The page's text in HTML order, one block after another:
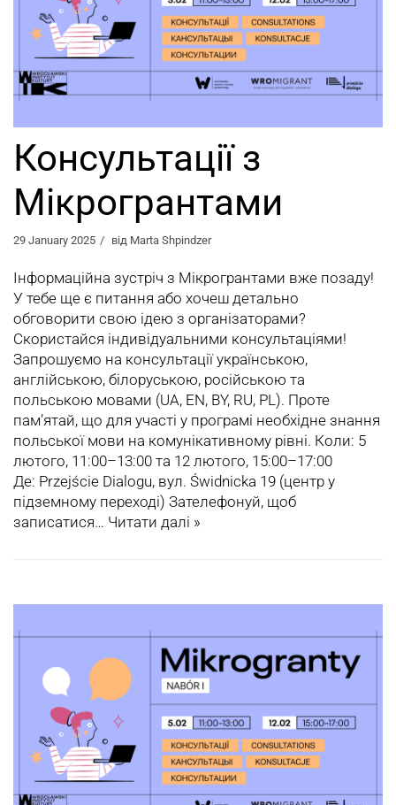
Консультації з
Мікрогрантами
29 January 2025 від Marta Shpindzer
Інформаційна зустріч з Мікрогрантами вже позаду!
У тебе ще є питання або хочеш детально
обговорити свою ідею з організаторами?
Скористайся індивідуальними консультаціями!
Запрошуємо на консультації українською,
англійською, білоруською, російською та
польською мовами (UA, EN, BY, RU, PL). Проте
пам’ятай, що для участі у програмі необхідне знання
польської мови на комунікативному рівні. Коли: 5
лютого, 11:00–13:00 та 12 лютого, 15:00–17:00
Де: Przejście Dialogu, вул. Świdnicka 19 (центр у
підземному переході) Зателефонуй, щоб
записатися… Читати далі »